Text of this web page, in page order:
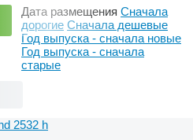
Дата размещения Сначала
дорогие Сначала дешевые
Год выпуска - сначала новые
Год выпуска - сначала
старые